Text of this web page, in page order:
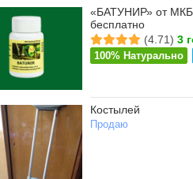
«БАТУНИР» от МКБ
бесплатно
(4.71) 3
100% Натурально
Костылей
Продаю